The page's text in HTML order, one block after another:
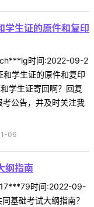
学生证的原件和复印
时间:2022-09-2
学生证的原件和复印
学生证寄回啊？回复
公告，并及时关注我
06
纲指南
时间:2022-09-
基础考试大纲指南？